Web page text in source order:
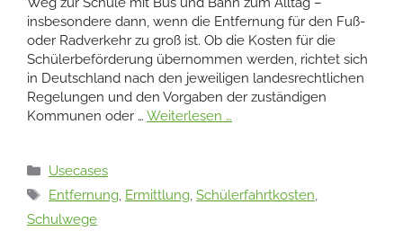
insbesondere dann, wenn die Entfernung für den Fuß-
oder Radverkehr zu groß ist. Ob die Kosten für die
Schülerbeförderung übernommen werden, richtet sich
in Deutschland nach den jeweiligen landesrechtlichen
Regelungen und den Vorgaben der zuständigen
Kommunen oder … Weiterlesen …
Kategorien
Usecases
Schlagwörter
Entfernung, Ermittlung, Schülerfahrtkosten,
Schulwege